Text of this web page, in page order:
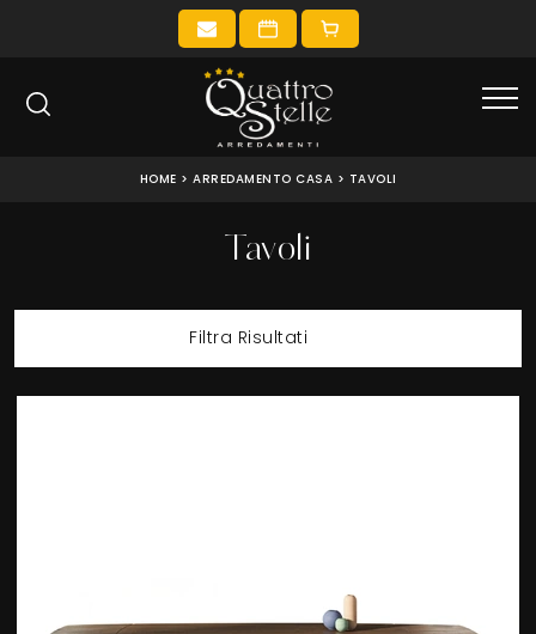
HOME > ARREDAMENTO CASA > TAVOLI
Tavoli
Filtra Risultati